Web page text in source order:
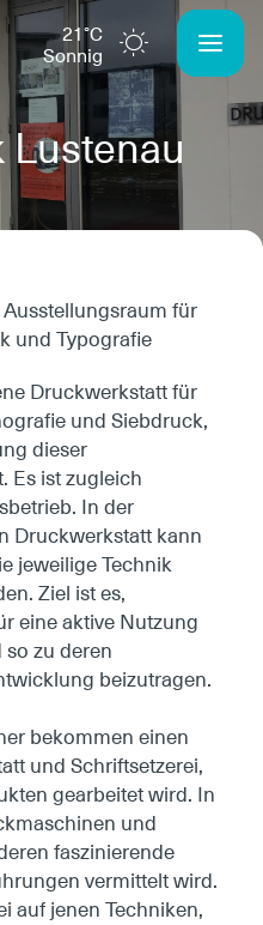
21°C
sonnig
Lustenau
für
und Typografie
Druckwerkstatt für
und Siebdruck,
dieser
Es ist zugleich
In der
Druckwerkstatt kann
jeweilige Technik
Ziel ist es,
eine aktive Nutzung
zu deren
beizutragen.
bekommen einen
und Schriftsetzerei,
gearbeitet wird. In
und
faszinierende
vermittelt wird.
auf jenen Techniken,